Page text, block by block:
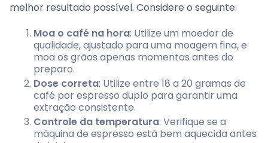
melhor resultado possível. Considere o seguinte:
Moa o café na hora: Utilize um moedor de
qualidade, ajustado para uma moagem fina, e
moa os grãos apenas momentos antes do
preparo.
Dose correta: Utilize entre 18 a 20 gramas de
café por espresso duplo para garantir uma
extração consistente.
Controle da temperatura: Verifique se a
máquina de espresso está bem aquecida antes